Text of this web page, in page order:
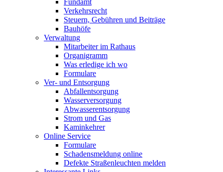
Fundamt
Verkehrsrecht
Steuern, Gebühren und Beiträge
Bauhöfe
Verwaltung
Mitarbeiter im Rathaus
Organigramm
Was erledige ich wo
Formulare
Ver- und Entsorgung
Abfallentsorgung
Wasserversorgung
Abwasserentsorgung
Strom und Gas
Kaminkehrer
Online Service
Formulare
Schadensmeldung online
Defekte Straßenleuchten melden